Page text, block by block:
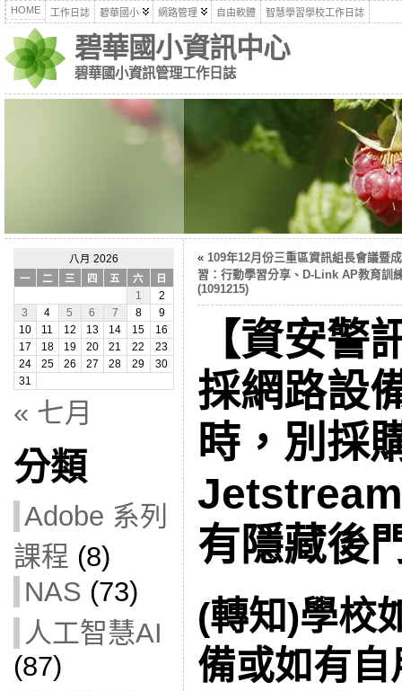
HOME 工作日誌 碧華國小 網路管理 自由軟體 智慧學習學校工作日誌
碧華國小資訊中心
碧華國小資訊管理工作日誌
八月 2026
一
二 三 四 五 六
日
1
2
3
4 5 6 7 8
9
10
11 12 13 14 15
16
17
18 19 20 21 22
23
24
25 26 27 28 29
30
31
« 七月
分類
Adobe 系列
課程 (8)
NAS (73)
人工智慧AI
(87)
« 109年12月份三重區資訊組長會議暨
習：行動學習分享、D-Link AP教育訓
(1091215)
【資安警
採網路設
時，別採
有隱藏後
(轉知)學校
備或如有